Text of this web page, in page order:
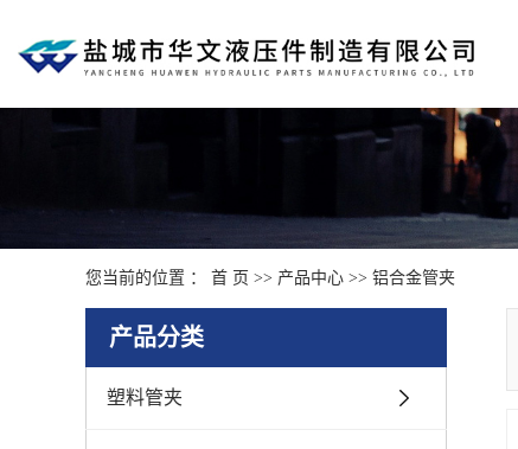
您当前的位置 ： 首 页 >> 产品中心 >> 铝合金管夹
产品分类
塑料管夹